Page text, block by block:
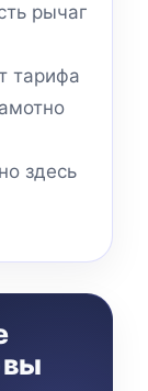
рычаг
тарифа
здесь
вы